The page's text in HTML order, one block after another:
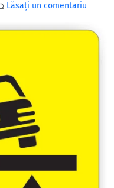
Lăsați un comentariu